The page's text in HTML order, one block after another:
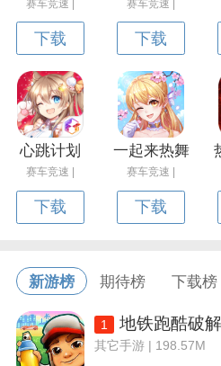
赛车竞速 |
下载
赛车竞速 |
下载
心跳计划
赛车竞速 |
下载
一起来热舞
赛车竞速 |
下载
新游榜 期待榜 下载榜
1 地铁跑酷破解版全皮肤全滑板全背饰下载
其它手游 | 198.57M